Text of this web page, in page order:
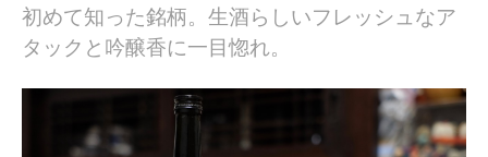
初めて知った銘柄。生酒らしいフレッシュなア
タックと吟醸香に一目惚れ。